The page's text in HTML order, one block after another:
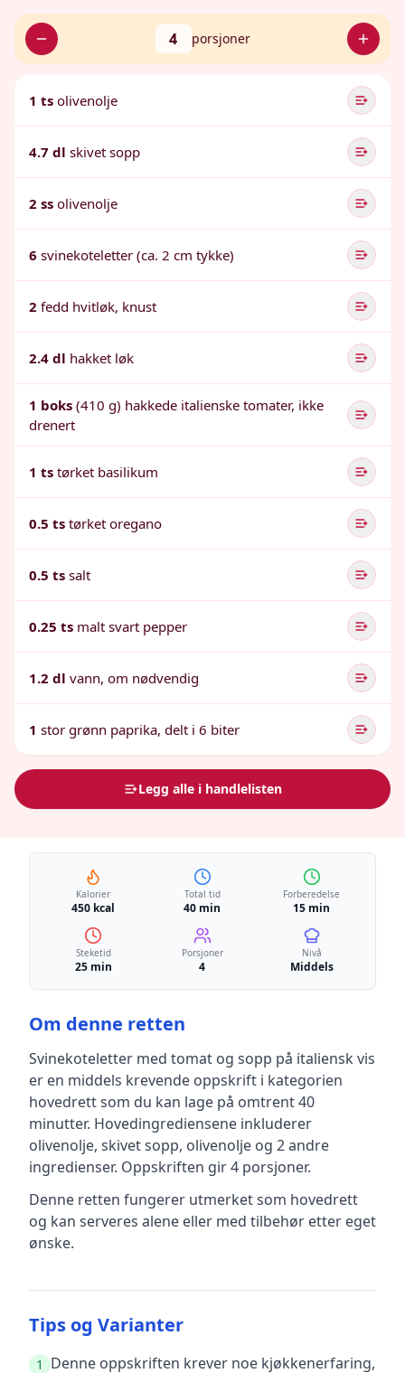
4 porsjoner
1 ts olivenolje
4.7 dl skivet sopp
2 ss olivenolje
6 svinekoteletter (ca. 2 cm tykke)
2 fedd hvitløk, knust
2.4 dl hakket løk
1 boks (410 g) hakkede italienske tomater, ikke
drenert
1 ts tørket basilikum
0.5 ts tørket oregano
0.5 ts salt
0.25 ts malt svart pepper
1.2 dl vann, om nødvendig
1 stor grønn paprika, delt i 6 biter
Legg alle i handlelisten
Kalorier
450 kcal
Total tid
40 min
Forberedelse
15 min
Steketid
25 min
Porsjoner
4
Nivå
Middels
Om denne retten
Svinekoteletter med tomat og sopp på italiensk vis
er en middels krevende oppskrift i kategorien
hovedrettsom du kan lage på omtrent 40
minutter. Hovedingrediensene inkluderer
olivenolje, skivet sopp, olivenolje og 2 andre
ingredienser. Oppskriften gir4 porsjoner.
Denne retten fungerer utmerket som hovedrett
og kan serveres alene eller med tilbehør etter eget
ønske.
Tips og Varianter
1 Denne oppskriften krever noe kjøkkenerfaring,